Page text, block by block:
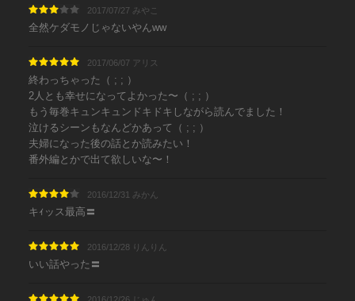
2017/07/27 みやこ
全然ケダモノじゃないやんww
2017/06/07 アリス
終わっちゃった（ ; ; ）
2人とも幸せになってよかった〜（ ; ; ）
もう毎巻キュンキュンドキドキしながら読んでました！
泣けるシーンもなんどかあって（ ; ; ）
夫婦になった後の話とか読みたい！
番外編とかで出て欲しいな〜！
2016/12/31 みかん
キｨッス最高〓
2016/12/28 りんりん
いい話やった〓